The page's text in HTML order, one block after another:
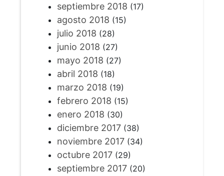
septiembre 2018 (17)
agosto 2018 (15)
julio 2018 (28)
junio 2018 (27)
mayo 2018 (27)
abril 2018 (18)
marzo 2018 (19)
febrero 2018 (15)
enero 2018 (30)
diciembre 2017(38)
noviembre 2017(34)
octubre 2017(29)
septiembre 2017(20)